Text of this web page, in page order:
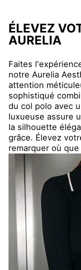
ÉLEVEZ
AURELIA
Faites
notre Aurelia
attention
sophistiqué
du col polo avec
luxueuse assure
la silhouette
grâce. Élevez
remarquer où